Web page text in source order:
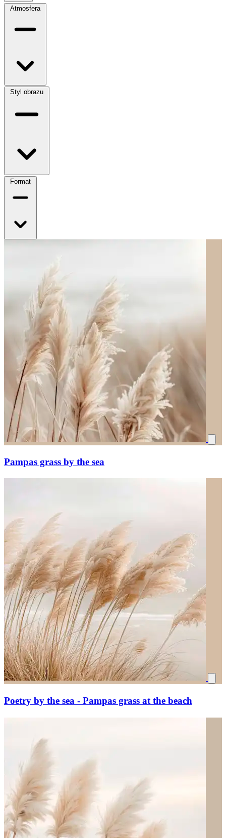
Atmosfera
Styl obrazu
Format
Pampas grass by the sea
Poetry by the sea - Pampas grass at the beach